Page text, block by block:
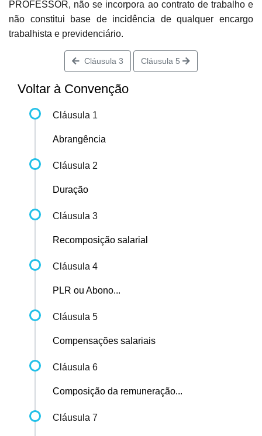
PROFESSOR, não se incorpora ao contrato de trabalho e
não constitui base de incidência de qualquer encargo
trabalhista e previdenciário.
Cláusula 3 Cláusula 5
Voltar à Convenção
Cláusula 1
Abrangência
Cláusula 2
Duração
Cláusula 3
Recomposição salarial
Cláusula 4
PLR ou Abono...
Cláusula 5
Compensações salariais
Cláusula 6
Composição da remuneração...
Cláusula 7